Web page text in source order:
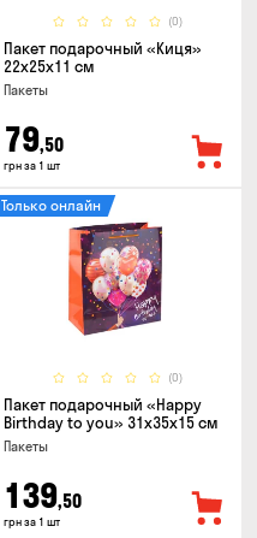
(0)
Пакет подарочный «Киця»
22x25x11 см
Пакеты
79,50
грн за 1 шт
(0)
Только онлайн
Пакет подарочный «Happy
Birthday to you» 31x35x15 cм
Пакеты
139,50
грн за 1 шт